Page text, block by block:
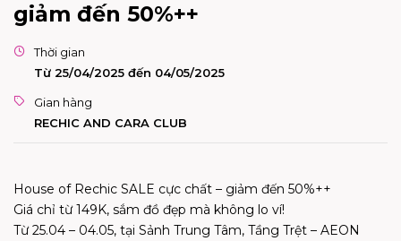
giảm đến 50%++
Thời gian
Từ 25/04/2025 đến 04/05/2025
Gian hàng
RECHIC AND CARA CLUB
House of Rechic SALE cực chất – giảm đến 50%++
Giá chỉ từ 149K, sắm đồ đẹp mà không lo ví!
Từ 25.04 – 04.05, tại Sảnh Trung Tâm, Tầng Trệt – AEON